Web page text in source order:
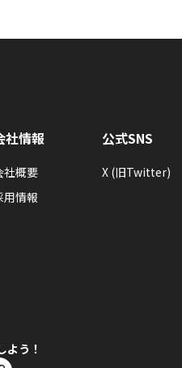
！早速1ゲームで腕を試しましょうか！
よ！早速1ゲームで腕を試しましょうか！
社情報
社概要
用情報
公式SNS
X (旧Twitter)
よう！